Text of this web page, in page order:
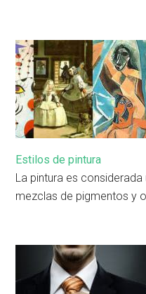
Estilos de pintura
La pintura es
mezclas de pigmentos y